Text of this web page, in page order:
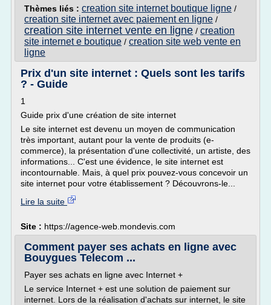
Thèmes liés : creation site internet boutique ligne /
creation site internet avec paiement en ligne /
creation site internet vente en ligne / creation
site internet e boutique / creation site web vente en
ligne
Prix d'un site internet : Quels sont les tarifs
? - Guide
1
Guide prix d'une création de site internet
Le site internet est devenu un moyen de communication
très important, autant pour la vente de produits (e-
commerce), la présentation d'une collectivité, un artiste, des
informations... C'est une évidence, le site internet est
incontournable. Mais, à quel prix pouvez-vous concevoir un
site internet pour votre établissement ? Découvrons-le...
Lire la suite
Site : https://agence-web.mondevis.com
Comment payer ses achats en ligne avec
Bouygues Telecom ...
Payer ses achats en ligne avec Internet +
Le service Internet + est une solution de paiement sur
internet. Lors de la réalisation d'achats sur internet, le site